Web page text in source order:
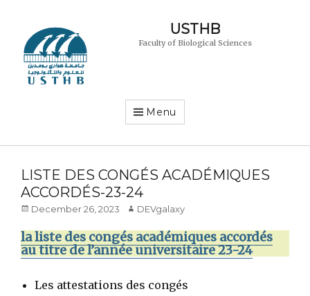
USTHB
Faculty of Biological Sciences
Menu
LISTE DES CONGÉS ACADÉMIQUES
ACCORDÉS-23-24
Posted
December 26, 2023 Author
DEVgalaxy
la liste des congés académiques accordés
au titre de l’année universitaire 23-24
Les attestations des congés